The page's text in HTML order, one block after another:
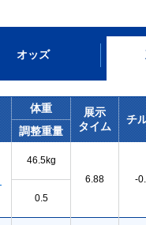
オッズ
体重
展示
タイム
チ
調整重量
46.5kg
6.88
-
0.5